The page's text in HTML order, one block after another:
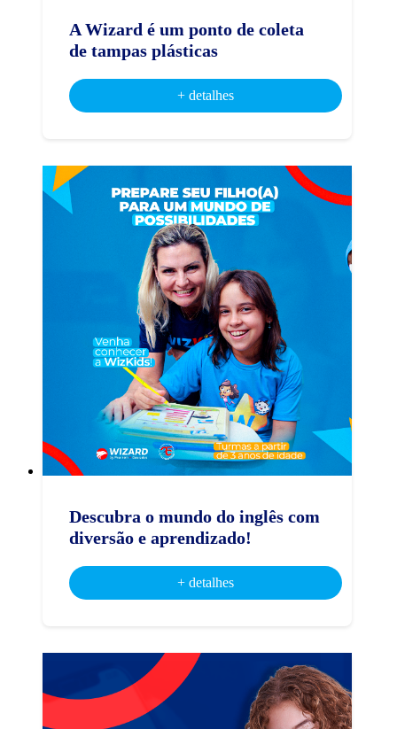
A Wizard é um ponto de coleta
de tampas plásticas
+ detalhes
Descubra o mundo do inglês com
diversão e aprendizado!
+ detalhes